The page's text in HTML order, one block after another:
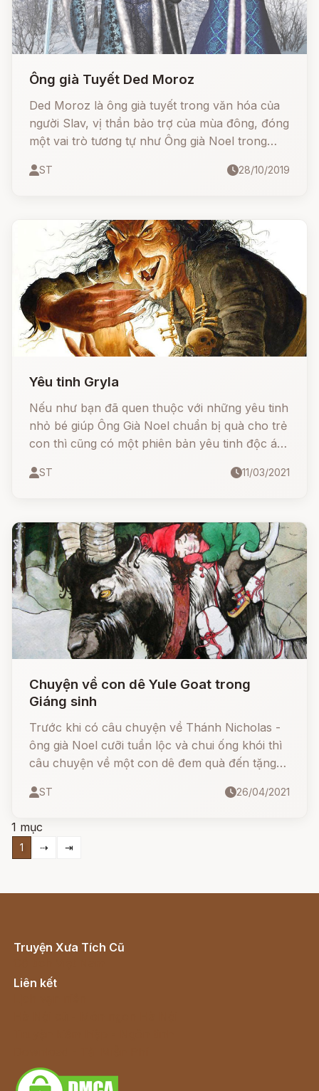
Ông già Tuyết Ded Moroz
Ded Moroz là ông già tuyết trong văn hóa của
người Slav, vị thần bảo trợ của mùa đông, đóng
một vai trò tương tự như Ông già Noel trong
Thánh Nicolaus).
ST 28/10/2019
Yêu tinh Gryla
Nếu như bạn đã quen thuộc với những yêu tinh
nhỏ bé giúp Ông Già Noel chuẩn bị quà cho trẻ
con thì cũng có một phiên bản yêu tinh độc ác
ST 11/03/2021
Chuyện về con dê Yule Goat trong
Giáng sinh
Trước khi có câu chuyện về Thánh Nicholas -
ông già Noel cưỡi tuần lộc và chui ống khói thì
câu chuyện về một con dê đem quà đến tặng
cả ngàn năm ở các nước Bắc Âu.
ST 26/04/2021
1 mục
1 ⇢ ⇥
Truyện Xưa Tích Cũ
Liên kết